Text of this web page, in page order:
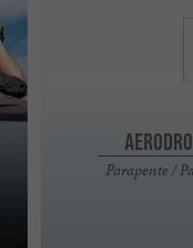
Parapente /